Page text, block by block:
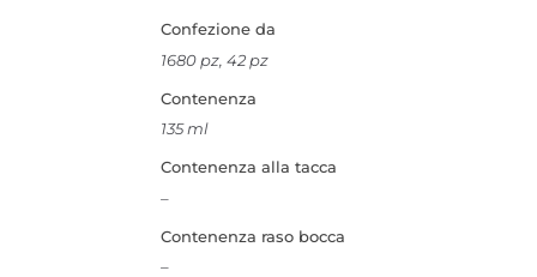
Confezione da
1680 pz, 42 pz
Contenenza
135 ml
Contenenza alla tacca
–
Contenenza raso bocca
–